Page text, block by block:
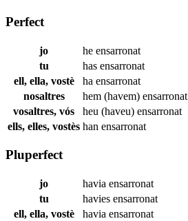
Perfect
jo he ensarronat
tu
has ensarronat
ell, ella, vostè
ha ensarronat
nosaltres
hem (havem) ensarronat
vosaltres, vós
heu (haveu) ensarronat
ells, elles, vostès han ensarronat
Pluperfect
jo havia ensarronat
tu
havies ensarronat
ell, ella, vostè
havia ensarronat